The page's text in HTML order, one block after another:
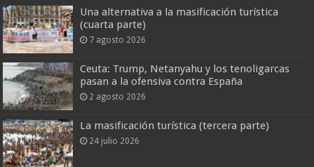
Una alternativa a la masificación turística
(cuarta parte)
7 agosto 2026
Ceuta: Trump, Netanyahu y los tenoligarcas
pasan a la ofensiva contra España
2 agosto 2026
La masificación turística (tercera parte)
24 julio 2026